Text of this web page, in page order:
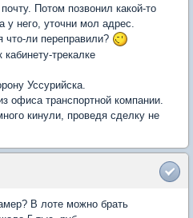
Потом позвонил какой-то
у него, уточни мол адрес.
что-ли переправили?
трекалке
Уссурийска.
офиса транспортной компании.
кинули, проведя сделку не
В лоте можно брать